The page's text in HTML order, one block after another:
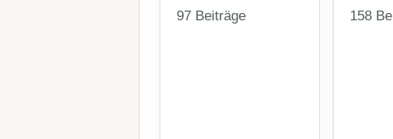
97 Beiträge 158